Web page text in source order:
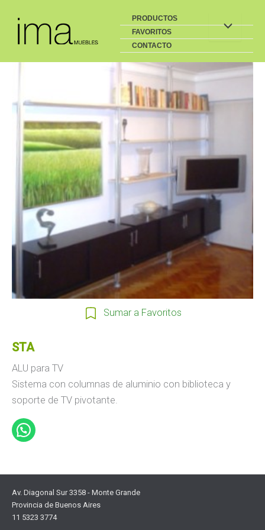
PRODUCTOS
FAVORITOS
CONTACTO
Sumar a Favoritos
STA
ALU para TV
Sistema con columnas de aluminio con biblioteca y
soporte de TV pivotante.
Av. Diagonal Sur 3358 - Monte Grande
Provincia de Buenos Aires
11 5323 3774